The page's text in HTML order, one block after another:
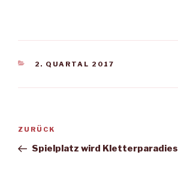
KATEGORIEN
2. QUARTAL 2017
Beitragsnavigation
Vorheriger
Beitrag
ZURÜCK
Spielplatz wird Kletterparadies